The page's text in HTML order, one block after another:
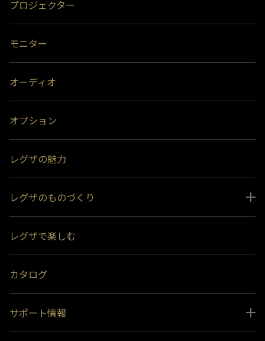
プロジェクター
モニター
オーディオ
オプション
レグザの魅力
レグザのものづくり
スペシャルコンテンツ
受賞履歴
レグザで楽しむ
カタログ
サポート情報
取扱説明書ダウンロード